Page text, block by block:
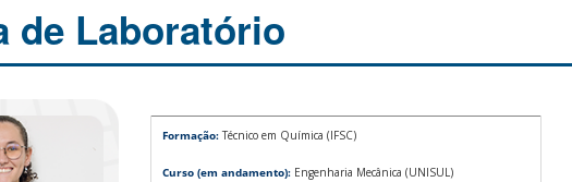
de Laboratório
Formação:Técnico em Química (IFSC)
Curso (em andamento): Engenharia Mecânica (UNISUL)